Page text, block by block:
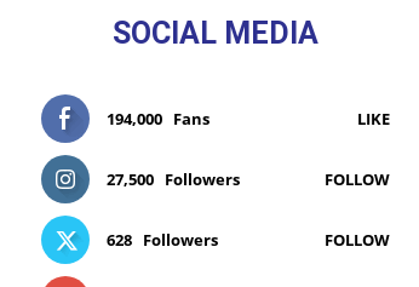
SOCIAL MEDIA
194,000 Fans LIKE
27,500 Followers FOLLOW
628 Followers FOLLOW